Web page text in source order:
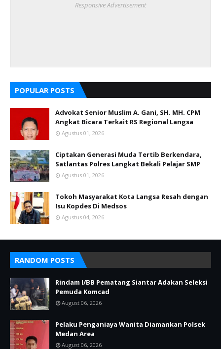
Responsive Advertisement
POPULAR POSTS
Advokat Senior Muslim A. Gani, SH. MH. CPM
Angkat Bicara Terkait RS Regional Langsa
Agustus 01, 2026
Ciptakan Generasi Muda Tertib Berkendara,
Satlantas Polres Langkat Bekali Pelajar SMP
Agustus 01, 2026
Tokoh Masyarakat Kota Langsa Resah dengan
Isu Kopdes Di Medsos
Agustus 04, 2026
RANDOM POSTS
Rindam I/BB Pematang Siantar Adakan Seleksi
Pemuda Komcad
August 06, 2026
Pelaku Penganiaya Wanita Diamankan Polsek
Medan Area
August 06, 2026